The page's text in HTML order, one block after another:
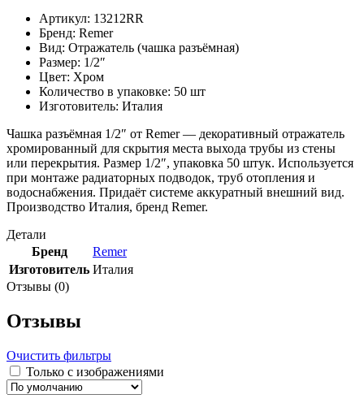
Артикул: 13212RR
Бренд: Remer
Вид: Отражатель (чашка разъёмная)
Размер: 1/2″
Цвет: Хром
Количество в упаковке: 50 шт
Изготовитель: Италия
Чашка разъёмная 1/2″ от Remer — декоративный отражатель
хромированный для скрытия места выхода трубы из стены
или перекрытия. Размер 1/2″, упаковка 50 штук. Используется
при монтаже радиаторных подводок, труб отопления и
водоснабжения. Придаёт системе аккуратный внешний вид.
Производство Италия, бренд Remer.
Детали
Бренд
Remer
Изготовитель Италия
Отзывы (0)
Отзывы
Очистить фильтры
Только с изображениями